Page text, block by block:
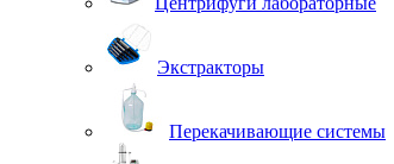
Экстракторы
Перекачивающие системы